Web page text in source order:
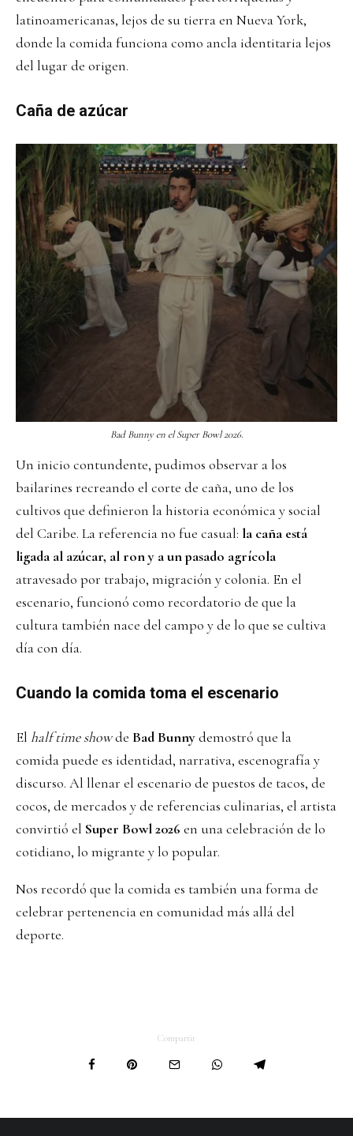
latinoamericanas, lejos de su tierra en Nueva York,
donde la comida funciona como ancla identitaria lejos
del lugar de origen.
Caña de azúcar
Bad Bunny en el Super Bowl 2026.
Un inicio contundente, pudimos observar a los
bailarines recreando el corte de caña, uno de los
cultivos que definieron la historia económica y social
del Caribe. La referencia no fue casual: la caña está
ligada al azúcar, al ron y a un pasado agrícola
atravesado por trabajo, migración y colonia. En el
escenario, funcionó como recordatorio de que la
cultura también nace del campo y de lo que se cultiva
día con día.
Cuando la comida toma el escenario
El half time showde Bad Bunnydemostró que la
comida puede es identidad, narrativa, escenografía y
discurso. Al llenar el escenario de puestos de tacos, de
cocos, de mercados y de referencias culinarias, el artista
convirtió el Super Bowl 2026 en una celebración de lo
cotidiano, lo migrante y lo popular.
Nos recordó que la comida es también una forma de
celebrar pertenencia en comunidad más allá del
deporte.
Compartir